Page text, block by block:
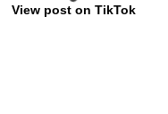
View post on TikTok